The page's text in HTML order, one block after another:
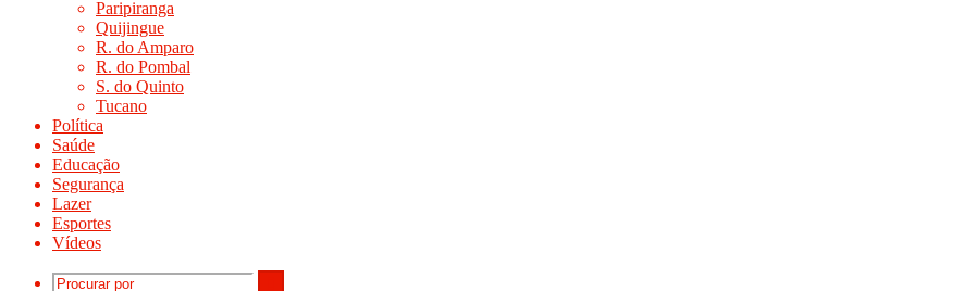
Paripiranga
Quijingue
R. do Amparo
R. do Pombal
S. do Quinto
Tucano
Política
Saúde
Educação
Segurança
Lazer
Esportes
Vídeos